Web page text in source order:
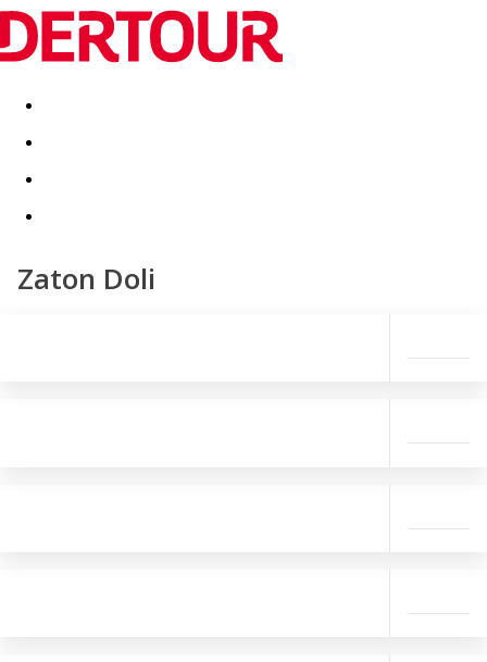
Destinatii Vacanta perfecta OFERTE DE NERATAT
Zaton Doli